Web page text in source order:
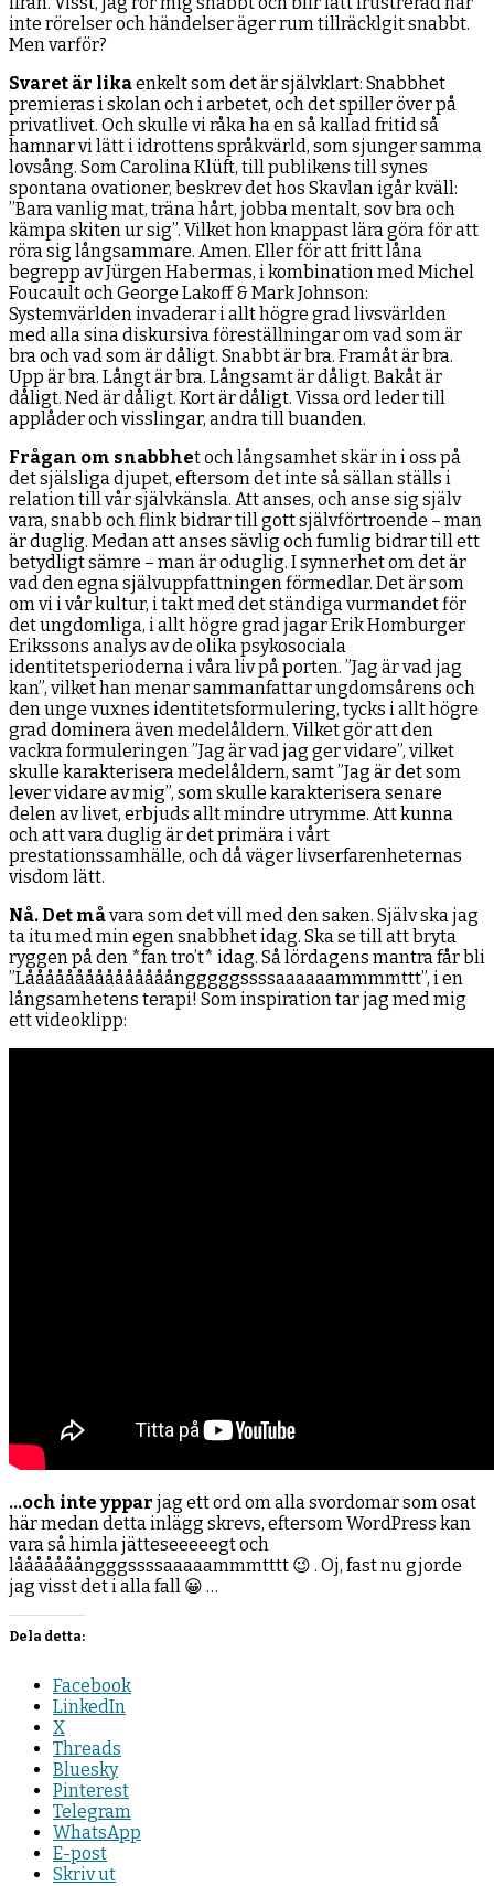
inte rörelser och händelser äger rum tillräcklgit snabbt.
Men varför?
Svaret är likaenkelt som det är självklart: Snabbhet
premieras i skolan och i arbetet, och det spiller över på
privatlivet. Och skulle vi råka ha en så kallad fritid så
hamnar vi lätt i idrottens språkvärld, som sjunger samma
lovsång. Som Carolina Klüft, till publikens till synes
spontana ovationer, beskrev det hos Skavlan igår kväll:
”Bara vanlig mat, träna hårt, jobba mentalt, sov bra och
kämpa skiten ur sig”. Vilket hon knappast lära göra för att
röra sig långsammare. Amen. Eller för att fritt låna
begrepp av Jürgen Habermas, i kombination med Michel
Foucault och George Lakoff & Mark Johnson:
Systemvärlden invaderar i allt högre grad livsvärlden
med alla sina diskursiva föreställningar om vad som är
bra och vad som är dåligt. Snabbt är bra. Framåt är bra.
Upp är bra. Långt är bra. Långsamt är dåligt. Bakåt är
dåligt. Ned är dåligt. Kort är dåligt. Vissa ord leder till
applåder och visslingar, andra till buanden.
Frågan om snabbhet och långsamhet skär in i oss på
det själsliga djupet, eftersom det inte så sällan ställs i
relation till vår självkänsla. Att anses, och anse sig själv
vara, snabb och flink bidrar till gott självförtroende – man
är duglig. Medan att anses sävlig och fumlig bidrar till ett
betydligt sämre – man är oduglig. I synnerhet om det är
vad den egna självuppfattningen förmedlar. Det är som
om vi i vår kultur, i takt med det ständiga vurmandet för
det ungdomliga, i allt högre grad jagar Erik Homburger
Erikssons analys av de olika psykosociala
identitetsperioderna i våra liv på porten. ”Jag är vad jag
kan”, vilket han menar sammanfattar ungdomsårens och
den unge vuxnes identitetsformulering, tycks i allt högre
grad dominera även medelåldern. Vilket gör att den
vackra formuleringen ”Jag är vad jag ger vidare”, vilket
skulle karakterisera medelåldern, samt ”Jag är det som
lever vidare av mig”, som skulle karakterisera senare
delen av livet, erbjuds allt mindre utrymme. Att kunna
och att vara duglig är det primära i vårt
prestationssamhälle, och då väger livserfarenheternas
visdom lätt.
Nå. Det måvara som det vill med den saken. Själv ska jag
ta itu med min egen snabbhet idag. Ska se till att bryta
ryggen på den *fan tro’t* idag. Så lördagens mantra får bli
”Lååååååååååååååångggggssssaaaaaammmmttt”, i en
långsamhetens terapi! Som inspiration tar jag med mig
ett videoklipp:
…och inte yppar jag ett ord om alla svordomar som osat
här medan detta inlägg skrevs, eftersom WordPress kan
vara så himla jätteseeeeegt och
lååååååångggssssaaaaammmtttt 😉 . Oj, fast nu gjorde
jag visst det i alla fall 😀 …
Dela detta:
Facebook
LinkedIn
X
Threads
Bluesky
Pinterest
Telegram
WhatsApp
E-post
Skriv ut